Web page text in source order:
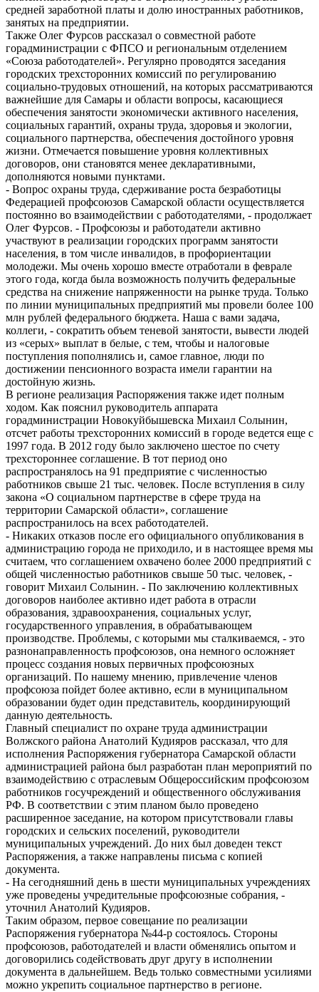
средней заработной платы и долю иностранных работников,
занятых на предприятии.
Также Олег Фурсов рассказал о совместной работе
горадминистрации с ФПСО и региональным отделением
«Союза работодателей». Регулярно проводятся заседания
городских трехсторонних комиссий по регулированию
социально-трудовых отношений, на которых рассматриваются
важнейшие для Самары и области вопросы, касающиеся
обеспечения занятости экономически активного населения,
социальных гарантий, охраны труда, здоровья и экологии,
социального партнерства, обеспечения достойного уровня
жизни. Отмечается повышение уровня коллективных
договоров, они становятся менее декларативными,
дополняются новыми пунктами.
- Вопрос охраны труда, сдерживание роста безработицы
Федерацией профсоюзов Самарской области осуществляется
постоянно во взаимодействии с работодателями, - продолжает
Олег Фурсов. - Профсоюзы и работодатели активно
участвуют в реализации городских программ занятости
населения, в том числе инвалидов, в профориентации
молодежи. Мы очень хорошо вместе отработали в феврале
этого года, когда была возможность получить федеральные
средства на снижение напряженности на рынке труда. Только
по линии муниципальных предприятий мы провели более 100
млн рублей федерального бюджета. Наша с вами задача,
коллеги, - сократить объем теневой занятости, вывести людей
из «серых» выплат в белые, с тем, чтобы и налоговые
поступления пополнялись и, самое главное, люди по
достижении пенсионного возраста имели гарантии на
достойную жизнь.
В регионе реализация Распоряжения также идет полным
ходом. Как пояснил руководитель аппарата
горадминистрации Новокуйбышевска Михаил Солынин,
отсчет работы трехсторонних комиссий в городе ведется еще с
1997 года. В 2012 году было заключено шестое по счету
трехстороннее соглашение. В тот период оно
распространялось на 91 предприятие с численностью
работников свыше 21 тыс. человек. После вступления в силу
закона «О социальном партнерстве в сфере труда на
территории Самарской области», соглашение
распространилось на всех работодателей.
- Никаких отказов после его официального опубликования в
администрацию города не приходило, и в настоящее время мы
считаем, что соглашением охвачено более 2000 предприятий с
общей численностью работников свыше 50 тыс. человек, -
говорит Михаил Солынин. - По заключению коллективных
договоров наиболее активно идет работа в отрасли
образования, здравоохранения, социальных услуг,
государственного управления, в обрабатывающем
производстве. Проблемы, с которыми мы сталкиваемся, - это
разнонаправленность профсоюзов, она немного осложняет
процесс создания новых первичных профсоюзных
организаций. По нашему мнению, привлечение членов
профсоюза пойдет более активно, если в муниципальном
образовании будет один представитель, координирующий
данную деятельность.
Главный специалист по охране труда администрации
Волжского района Анатолий Кудияров рассказал, что для
исполнения Распоряжения губернатора Самарской области
администрацией района был разработан план мероприятий по
взаимодействию с отраслевым Общероссийским профсоюзом
работников госучреждений и общественного обслуживания
РФ. В соответствии с этим планом было проведено
расширенное заседание, на котором присутствовали главы
городских и сельских поселений, руководители
муниципальных учреждений. До них был доведен текст
Распоряжения, а также направлены письма с копией
документа.
- На сегодняшний день в шести муниципальных учреждениях
уже проведены учредительные профсоюзные собрания, -
уточнил Анатолий Кудияров.
Таким образом, первое совещание по реализации
Распоряжения губернатора №44-р состоялось. Стороны
профсоюзов, работодателей и власти обменялись опытом и
договорились содействовать друг другу в исполнении
документа в дальнейшем. Ведь только совместными усилиями
можно укрепить социальное партнерство в регионе.